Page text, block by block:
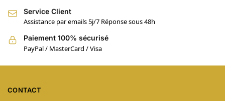
Service Client
Assistance par emails 5j/7 Réponse sous 48h
Paiement 100% sécurisé
PayPal / MasterCard / Visa
CONTACT